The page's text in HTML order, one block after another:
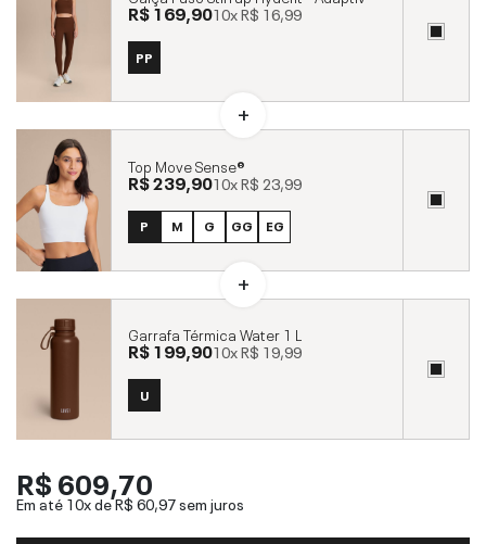
R$ 169,9010xR$ 16,99
PP
Top Move Sense®
R$ 239,9010xR$ 23,99
P M G GG EG
Garrafa Térmica Water 1 L
R$ 199,9010xR$ 19,99
U
R$ 609,70
Em até 10x deR$ 60,97sem juros